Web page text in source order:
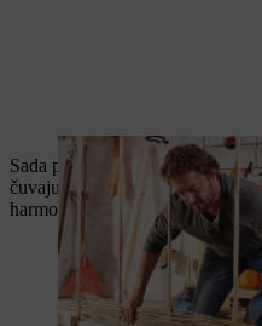
Sada pričvrsti dve letve okvira
čuvaju oblik bambusovih
harmoničan izgled.